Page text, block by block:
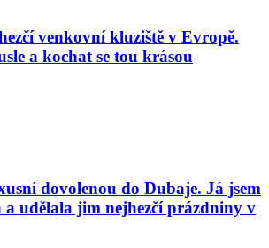
venkovní kluziště v Evropě.
a kochat se tou krásou
dovolenou do Dubaje. Já jsem
a udělala jim nejhezčí prázdniny v